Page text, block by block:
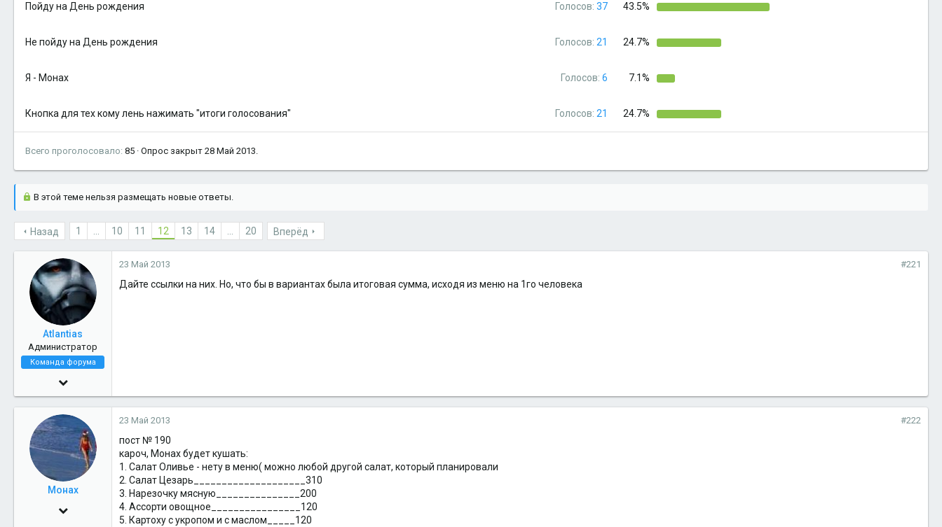
а
Пойду на День рождения Голосов: 37 43.5%
Не пойду на День рождения Голосов: 21 24.7%
Я - Монах Голосов: 6 7.1%
Кнопка для тех кому лень нажимать "итоги голосования" Голосов: 21 24.7%
Всего проголосовало 85 Опрос закрыт 28 Май 2013.
В этой теме нельзя размещать новые ответы.
Назад 1 ... 10 11 12 13 14 ... 20 Вперёд
Atlantias
Администратор
Команда форума
29 Июл 2005
14,161
38
Cerberon
23 Май 2013 #221
Дайте ссылки на них. Но, что бы в вариантах была итоговая сумма, исходя из меню на 1го человека
Монах
21 Фев 2011
23 Май 2013 #222
пост № 190
кароч, Монах будет кушать:
1. Салат Оливье - нету в меню( можно любой другой салат, который планировали
2. Салат Цезарь____________________310
3. Нарезочку мясную_______________200
4. Ассорти овощное________________120
5. Картоху с укропом и с маслом_____120